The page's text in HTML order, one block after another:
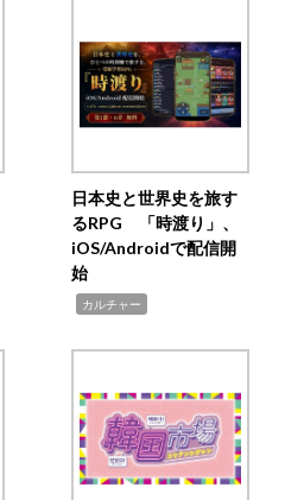
日本史と世界史を旅す
るRPG 「時渡り」、
iOS/Androidで配信開
始
カルチャー